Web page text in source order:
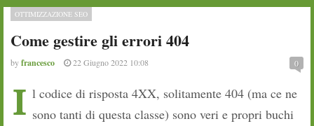
Come gestire gli errori 404
OTTIMIZZAZIONE SEO
byfrancesco 22 Giugno 2022 10:08 0
I l codice di risposta 4XX, solitamente 404 (ma ce ne
sono tanti di questa classe) sono veri e propri buchi